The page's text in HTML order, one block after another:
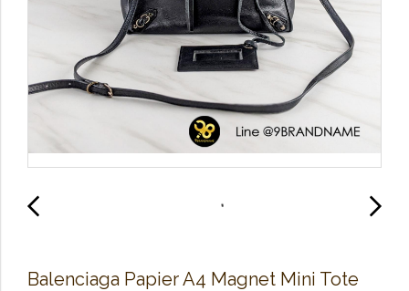
Balenciaga Papier A4 Magnet Mini Tote